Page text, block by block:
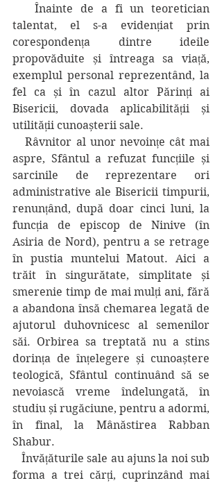
   Înainte de a fi un teoretician
talentat, el s-a evidențiat prin
corespondența dintre ideile
propovăduite și întreaga sa viață,
exemplul personal reprezentând, la
fel ca și în cazul altor Părinți ai
Bisericii, dovada aplicabilității și
utilității cunoașterii sale.
   Râvnitor al unor nevoințe cât mai
aspre, Sfântul a refuzat funcțiile și
sarcinile de reprezentare ori
administrative ale Bisericii timpurii,
renunțând, după doar cinci luni, la
funcția de episcop de Ninive (în
Asiria de Nord), pentru a se retrage
în pustia muntelui Matout. Aici a
trăit în singurătate, simplitate și
smerenie timp de mai mulți ani, fără
a abandona însă chemarea legată de
ajutorul duhovnicesc al semenilor
săi. Orbirea sa treptată nu a stins
dorința de înțelegere și cunoaștere
teologică, Sfântul continuând să se
nevoiască vreme îndelungată, în
studiu și rugăciune, pentru a adormi,
în final, la Mânăstirea Rabban
Shabur.
forma a trei cărți, cuprinzând mai